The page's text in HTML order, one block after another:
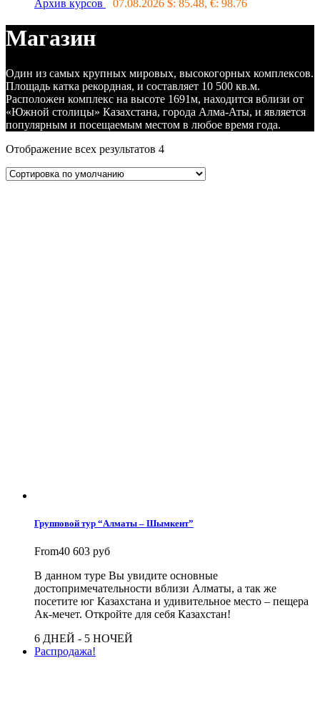
Архив курсов
07.08.2026 $: 85.48, €: 98.76
Магазин
Один из самых крупных мировых, высокогорных комплексов.
Площадь катка рекордная, и составляет 10 500 кв.м.
Расположен комплекс на высоте 1691м, находится вблизи от
«Южной столицы» Казахстана, города Алма-Аты, и является
популярным и посещаемым местом в любое время года.
Отображение всех результатов 4
Групповой тур “Алматы – Шымкент”
From40 603 руб
В данном туре Вы увидите основные
достопримечательности вблизи Алматы, а так же
посетите юг Казахстана и удивительное место – пещера
Ак-мечет. Откройте для себя Казахстан!
6 ДНЕЙ - 5 НОЧЕЙ
Распродажа!